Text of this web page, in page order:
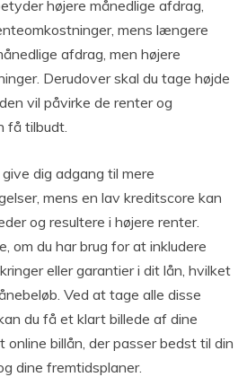
højere månedlige afdrag,
mens længere
afdrag, men højere
Derudover skal du tage højde
vil påvirke de renter og
få tilbudt.
dig adgang til mere
mens en lav kreditscore kan
og resultere i højere renter.
om du har brug for at inkludere
eller garantier i dit lån, hvilket
Ved at tage alle disse
du få et klart billede af dine
billån, der passer bedst til din
dine fremtidsplaner.